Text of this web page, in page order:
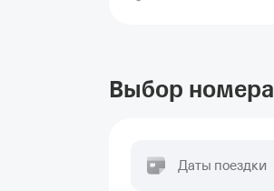
Выбор номера
Даты поездки